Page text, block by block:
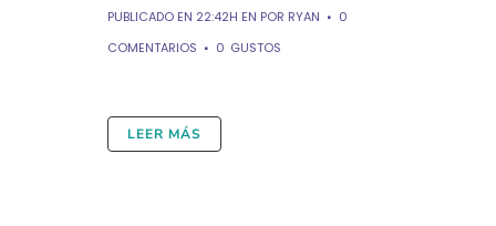
PUBLICADO EN 22:42H EN POR RYAN
0
COMENTARIOS
0 GUSTOS
LEER MÁS